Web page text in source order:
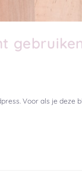
Voor als je deze